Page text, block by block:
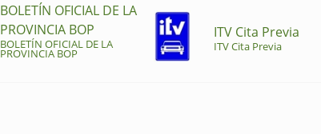
BOLETÍN OFICIAL DE LA
PROVINCIA BOP
BOLETÍN OFICIAL DE LA
PROVINCIA BOP
ITV Cita Previa
ITV Cita Previa